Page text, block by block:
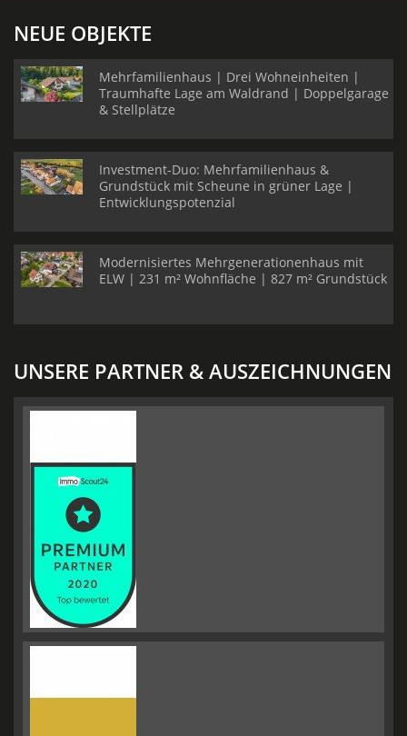
NEUE OBJEKTE
Mehrfamilienhaus | Drei Wohneinheiten |
Traumhafte Lage am Waldrand | Doppelgarage
& Stellplätze
Investment-Duo: Mehrfamilienhaus &
Grundstück mit Scheune in grüner Lage |
Entwicklungspotenzial
Modernisiertes Mehrgenerationenhaus mit
ELW | 231 m² Wohnfläche | 827 m² Grundstück
UNSERE PARTNER & AUSZEICHNUNGEN